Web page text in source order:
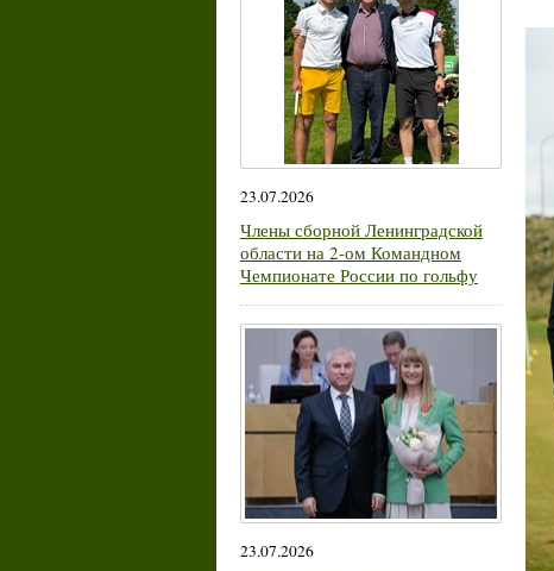
23.07.2026
Члены сборной Ленинградской
области на 2-ом Командном
Чемпионате России по гольфу
23.07.2026